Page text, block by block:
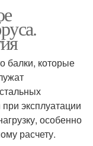
балки, которые
эксплуатации
особенно
расчету.